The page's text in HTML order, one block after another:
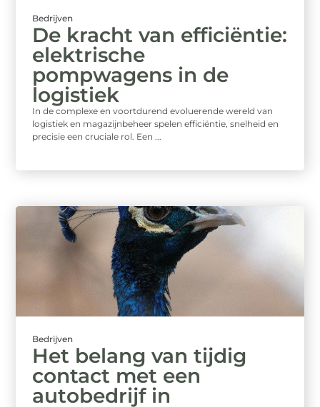
Bedrijven
De kracht van efficiëntie:
elektrische
pompwagens in de
logistiek
In de complexe en voortdurend evoluerende wereld van
logistiek en magazijnbeheer spelen efficiëntie, snelheid en
precisie een cruciale rol. Een ...
Bedrijven
Het belang van tijdig
contact met een
autobedrijf in